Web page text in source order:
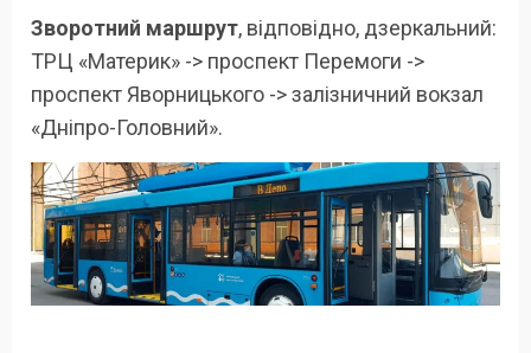
Зворотний маршрут, відповідно, дзеркальний:
ТРЦ «Материк» -> проспект Перемоги ->
проспект Яворницького -> залізничний вокзал
«Дніпро-Головний».